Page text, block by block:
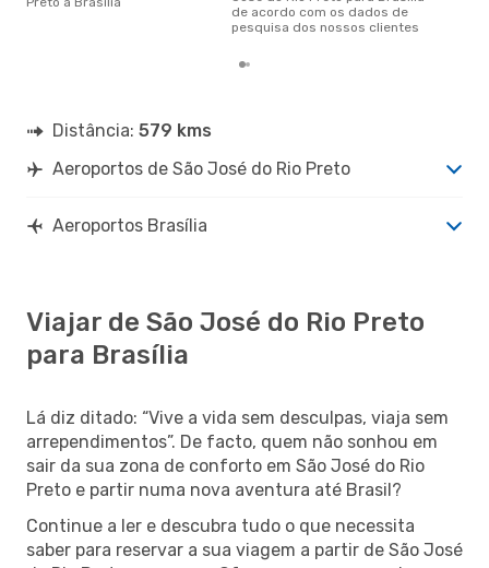
de acordo com os dados de
pesquisa dos nossos clientes
Distância: 579 kms
Aeroportos de São José do Rio Preto
Aeroportos Brasília
Viajar de São José do Rio Preto
para Brasília
Lá diz ditado: “Vive a vida sem desculpas, viaja sem
arrependimentos”. De facto, quem não sonhou em
sair da sua zona de conforto em São José do Rio
Preto e partir numa nova aventura até Brasil?
Continue a ler e descubra tudo o que necessita
saber para reservar a sua viagem a partir de São José